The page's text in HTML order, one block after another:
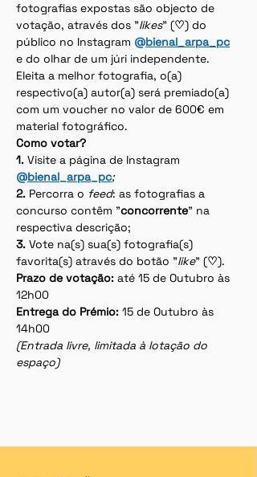
fotografias expostas são objecto de
votação, através dos "likes" (♡) do
público no Instagram @bienal_arpa_pc
e do olhar de um júri independente.
Eleita a melhor fotografia, o(a)
respectivo(a) autor(a) será premiado(a)
com um voucher no valor de 600€ em
material fotográfico.
Como votar?
1. Visite a página de Instagram
@bienal arpa_ pc;
2. Percorra o feed: as fotografias a
concurso contêm "concorrente" na
respectiva descrição;
3. Vote na(s) sua(s) fotografia(s)
favorita(s) através do botão "like" (♡).
Prazo de votação: até 15 de Outubro às
12h00
Entrega do Prémio: 15 de Outubro às
14h00
(Entrada livre, limitada à lotação do
espaço)